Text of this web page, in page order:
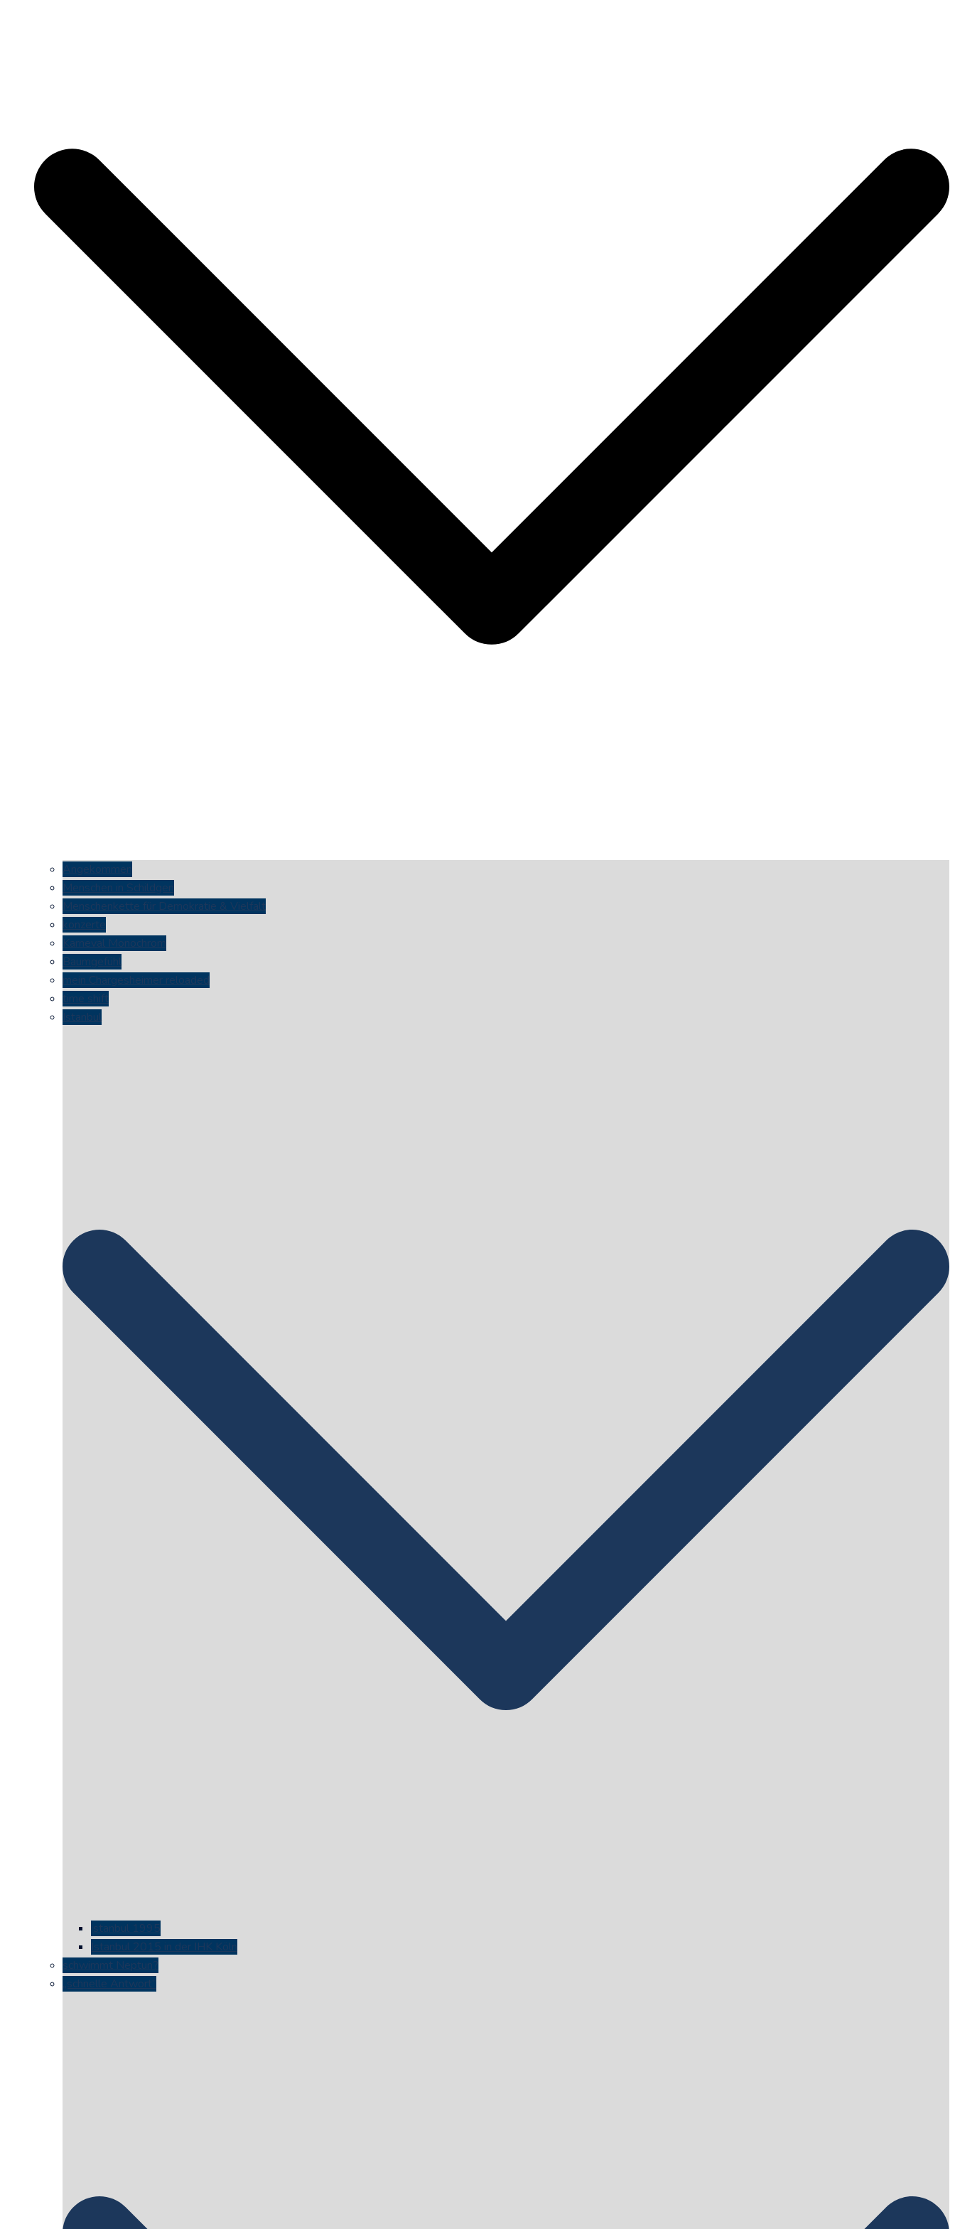
Angekommen
Menschen in Schildgen
Menschenkette für Demokratie & Vielfalt
konzerte
Karneval Monochrom
Baumgefühl
mein Chargesheimer reloaded
time shift
Istanbul
istanbul 1995
Istanbul 2015 in der IHK Köln
schwimmt Neptun?
„schnelle Antwort“